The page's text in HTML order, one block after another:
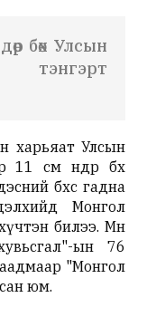
бөх Улсын
тэнгэрт
харьяат Улсын
см өндөр бөх
бөхөөс гадна
Монгол
билээ. Мөн
ын 76
"Монгол
юм.